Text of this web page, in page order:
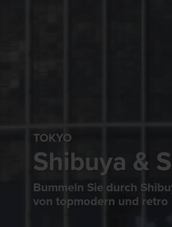
TOKYO
Shibuya &
Bummeln Sie durch
von topmodern und retro